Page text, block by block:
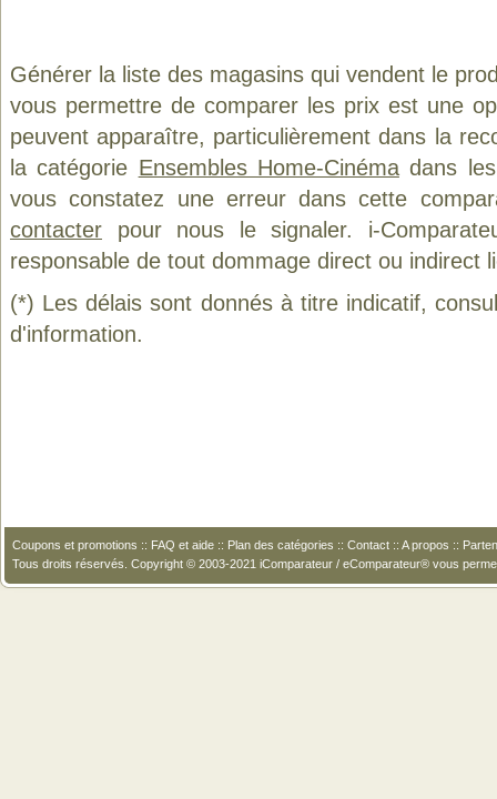
Générer la liste des magasins qui vendent le
vous permettre de comparer les prix est une
peuvent apparaître, particulièrement dans la
la catégorie Ensembles Home-Cinémadans les
vous constatez une erreur dans cette
contacter pour nous le signaler. i-
responsable de tout dommage direct ou indirect
(*) Les délais sont donnés à titre indicatif,
d'information.
Coupons et promotions :: FAQ et aide :: Plan des catégories :: Contact :: A propos ::
Tous droits réservés. Copyright © 2003-2021 iComparateur / eComparateur® vous